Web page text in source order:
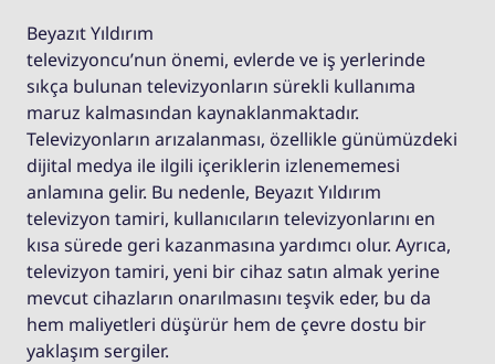
Beyazıt Yıldırım
televizyoncu’nun önemi, evlerde ve iş yerlerinde
sıkça bulunan televizyonların sürekli kullanıma
maruz kalmasından kaynaklanmaktadır.
Televizyonların arızalanması, özellikle günümüzdeki
dijital medya ile ilgili içeriklerin izlenememesi
anlamına gelir. Bu nedenle, Beyazıt Yıldırım
televizyon tamiri, kullanıcıların televizyonlarını en
kısa sürede geri kazanmasına yardımcı olur. Ayrıca,
televizyon tamiri, yeni bir cihaz satın almak yerine
mevcut cihazların onarılmasını teşvik eder, bu da
hem maliyetleri düşürür hem de çevre dostu bir
yaklaşım sergiler.